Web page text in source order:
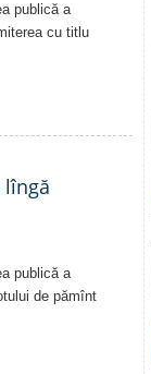
publică a
cu titlu
publică a
de pămînt